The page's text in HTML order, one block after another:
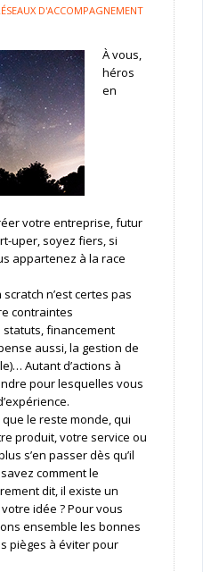
D'ACCOMPAGNEMENT
À vous,
héros
en
votre entreprise, futur
uper, soyez fiers, si
appartenez à la race
n’est certes pas
contraintes
financement
aussi, la gestion de
Autant d’actions à
pour lesquelles vous
le reste monde, qui
produit, votre service ou
s’en passer dès qu’il
comment le
dit, il existe un
idée ? Pour vous
ensemble les bonnes
pièges à éviter pour